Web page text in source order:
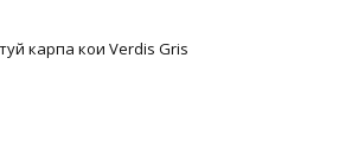
карпа кои Verdis Gris